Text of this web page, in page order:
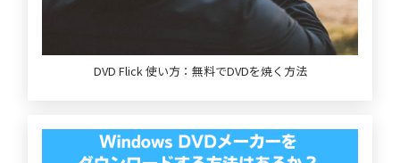
DVD Flick 使い方：無料でDVDを焼く方法